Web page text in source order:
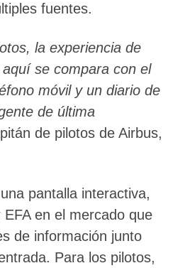
fuentes.
la experiencia de
se compara con el
móvil y un diario de
de última
de pilotos de Airbus,
pantalla interactiva,
en el mercado que
de información junto
Para los pilotos,